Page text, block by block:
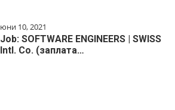
юни 10, 2021
Job: SOFTWARE ENGINEERS | SWISS
Intl. Co. (заплата…